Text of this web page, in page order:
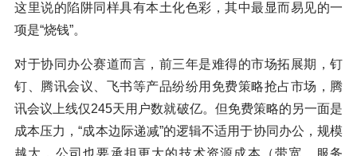
这里说的陷阱同样具有本土化色彩，其中最显而易见的一
项是“烧钱”。
对于协同办公赛道而言，前三年是难得的市场拓展期，钉
钉、腾讯会议、飞书等产品纷纷用免费策略抢占市场，腾
讯会议上线仅245天用户数就破亿。但免费策略的另一面是
成本压力，“成本边际递减”的逻辑不适用于协同办公，规模
越大，公司也要承担更大的技术资源成本（带宽、服务